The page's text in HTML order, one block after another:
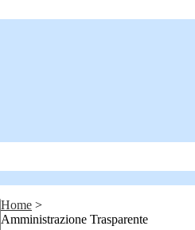
Home >
Amministrazione Trasparente